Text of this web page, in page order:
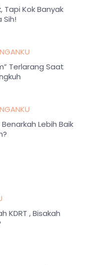
Tapi Kok Banyak
Terlarang Saat
Lebih Baik
KDRT , Bisakah